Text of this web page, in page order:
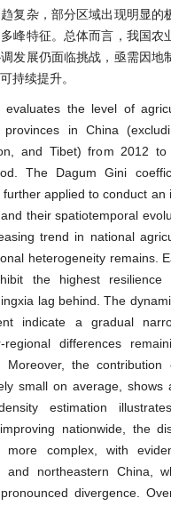
复杂，部分区域出现明显的
峰特征。总体而言，我国农
发展仍面临挑战，亟需因地
持续提升。
evaluates the level of
in China
and Tibet) from 2012
The Dagum Gini
applied to conduct an
their spatiotemporal
trend in national
heterogeneity remains.
the highest resilience
lag behind. The
indicate a gradual
regional differences
the contribution
small on average, shows
estimation
nationwide, the
more complex, with
and northeastern China,
divergence.